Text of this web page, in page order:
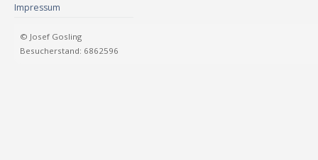
Impressum
© Josef Gosling
Besucherstand: 6862596